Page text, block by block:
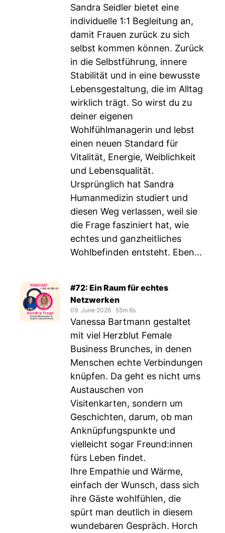
Sandra Seidler bietet eine
individuelle 1:1 Begleitung an,
damit Frauen zurück zu sich
selbst kommen können. Zurück
in die Selbstführung, innere
Stabilität und in eine bewusste
Lebensgestaltung, die im Alltag
wirklich trägt. So wirst du zu
deiner eigenen
Wohlfühlmanagerin und lebst
einen neuen Standard für
Vitalität, Energie, Weiblichkeit
und Lebensqualität.
Ursprünglich hat Sandra
Humanmedizin studiert und
diesen Weg verlassen, weil sie
die Frage fasziniert hat, wie
echtes und ganzheitliches
Wohlbefinden entsteht. Eben...
#72: Ein Raum für echtes
Netzwerken
09. June 2026 ‧ 55m 6s
Vanessa Bartmann gestaltet
mit viel Herzblut Female
Business Brunches, in denen
Menschen echte Verbindungen
knüpfen. Da geht es nicht ums
Austauschen von
Visitenkarten, sondern um
Geschichten, darum, ob man
Anknüpfungspunkte und
vielleicht sogar Freund:innen
fürs Leben findet.
Ihre Empathie und Wärme,
einfach der Wunsch, dass sich
ihre Gäste wohlfühlen, die
spürt man deutlich in diesem
wundebaren Gespräch. Horch